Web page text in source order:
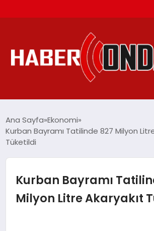
SIYASET
DÜNYA
EKONOMI
Ana Sayfa Ekonomi
Kurban Bayramı Tatilinde 827 Milyon
Tüketildi
Kurban Bayramı
Milyon Litre Akaryakıt